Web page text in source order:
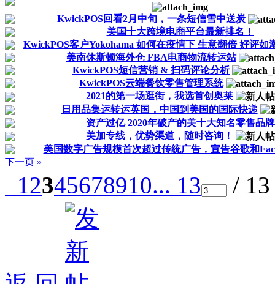
KwickPOS回看2月中旬，一条短信雪中送炭
美国十大跨境电商平台最新排名！
KwickPOS客户Yokohama 如何在疫情下 生意翻倍 好评如
美南休斯顿海外仓 FBA电商物流转运站
KwickPOS短信营销 & 扫码评论分析
KwickPOS云端餐饮零售管理系统
2021的第一场逛街，我选首创奥莱
日用品集运转运英国，中国到美国的国际快递
资产过亿 2020年破产的美十大知名零售品牌
美加专线，优势渠道，随时咨询！
美国数字广告规模首次超过传统广告，宣告谷歌和
下一页 »
12345678910... 13 /